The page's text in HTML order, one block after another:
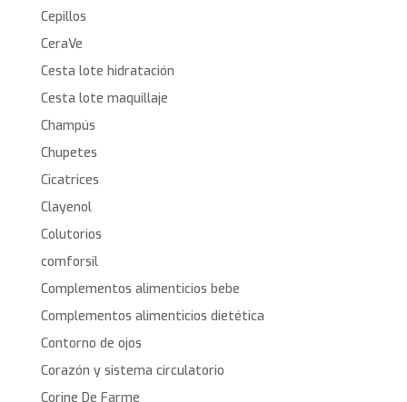
Cepillos
CeraVe
Cesta lote hidratación
Cesta lote maquillaje
Champús
Chupetes
Cicatrices
Clayenol
Colutorios
comforsil
Complementos alimenticios bebe
Complementos alimenticios dietética
Contorno de ojos
Corazón y sistema circulatorio
Corine De Farme